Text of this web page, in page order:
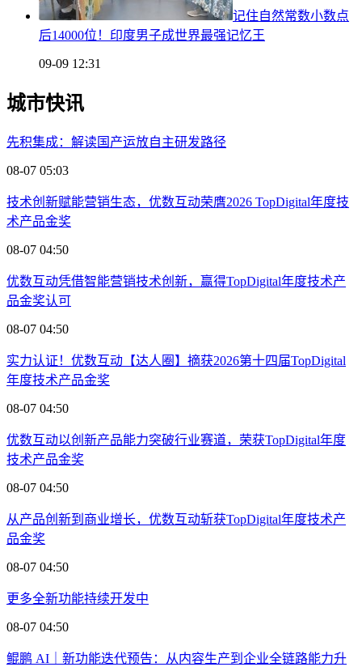
记住自然常数小数点
后14000位！印度男子成世界最强记忆王
09-09 12:31
城市快讯
先积集成：解读国产运放自主研发路径
08-07 05:03
技术创新赋能营销生态，优数互动荣膺2026 TopDigital年度技
术产品金奖
08-07 04:50
优数互动凭借智能营销技术创新，赢得TopDigital年度技术产
品金奖认可
08-07 04:50
实力认证！优数互动【达人圈】摘获2026第十四届TopDigital
年度技术产品金奖
08-07 04:50
优数互动以创新产品能力突破行业赛道，荣获TopDigital年度
技术产品金奖
08-07 04:50
从产品创新到商业增长，优数互动斩获TopDigital年度技术产
品金奖
08-07 04:50
更多全新功能持续开发中
08-07 04:50
鲲鹏 AI｜新功能迭代预告：从内容生产到企业全链路能力升